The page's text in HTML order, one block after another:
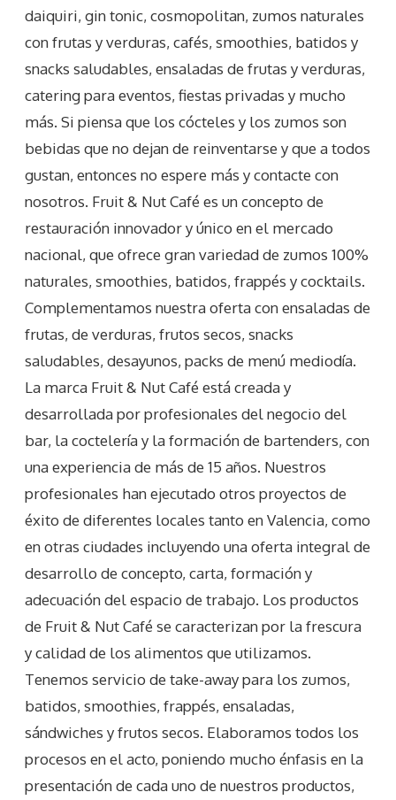
daiquiri, gin tonic, cosmopolitan, zumos naturales
con frutas y verduras, cafés, smoothies, batidos y
snacks saludables, ensaladas de frutas y verduras,
catering para eventos, fiestas privadas y mucho
más. Si piensa que los cócteles y los zumos son
bebidas que no dejan de reinventarse y que a todos
gustan, entonces no espere más y contacte con
nosotros. Fruit & Nut Café es un concepto de
restauración innovador y único en el mercado
nacional, que ofrece gran variedad de zumos 100%
naturales, smoothies, batidos, frappés y cocktails.
Complementamos nuestra oferta con ensaladas de
frutas, de verduras, frutos secos, snacks
saludables, desayunos, packs de menú mediodía.
La marca Fruit & Nut Café está creada y
desarrollada por profesionales del negocio del
bar, la coctelería y la formación de bartenders, con
una experiencia de más de 15 años. Nuestros
profesionales han ejecutado otros proyectos de
éxito de diferentes locales tanto en Valencia, como
en otras ciudades incluyendo una oferta integral de
desarrollo de concepto, carta, formación y
adecuación del espacio de trabajo. Los productos
de Fruit & Nut Café se caracterizan por la frescura
y calidad de los alimentos que utilizamos.
Tenemos servicio de take-away para los zumos,
batidos, smoothies, frappés, ensaladas,
sándwiches y frutos secos. Elaboramos todos los
procesos en el acto, poniendo mucho énfasis en la
presentación de cada uno de nuestros productos,